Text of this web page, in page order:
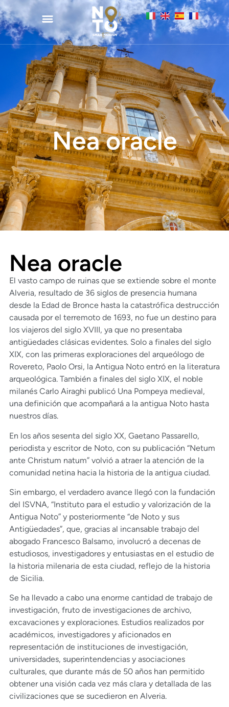
Nea oracle
Nea oracle
El vasto campo de ruinas que se extiende sobre el monte
Alveria, resultado de 36 siglos de presencia humana
desde la Edad de Bronce hasta la catastrófica destrucción
causada por el terremoto de 1693, no fue un destino para
los viajeros del siglo XVIII, ya que no presentaba
antigüedades clásicas evidentes. Solo a finales del siglo
XIX, con las primeras exploraciones del arqueólogo de
Rovereto, Paolo Orsi, la Antigua Noto entró en la literatura
arqueológica. También a finales del siglo XIX, el noble
milanés Carlo Airaghi publicó Una Pompeya medieval,
una definición que acompañará a la antigua Noto hasta
nuestros días.
En los años sesenta del siglo XX, Gaetano Passarello,
periodista y escritor de Noto, con su publicación “Netum
ante Christum natum” volvió a atraer la atención de la
comunidad netina hacia la historia de la antigua ciudad.
Sin embargo, el verdadero avance llegó con la fundación
del ISVNA, “Instituto para el estudio y valorización de la
Antigua Noto” y posteriormente “de Noto y sus
Antigüedades”, que, gracias al incansable trabajo del
abogado Francesco Balsamo, involucró a decenas de
estudiosos, investigadores y entusiastas en el estudio de
la historia milenaria de esta ciudad, reflejo de la historia
de Sicilia.
Se ha llevado a cabo una enorme cantidad de trabajo de
investigación, fruto de investigaciones de archivo,
excavaciones y exploraciones. Estudios realizados por
académicos, investigadores y aficionados en
representación de instituciones de investigación,
universidades, superintendencias y asociaciones
culturales, que durante más de 50 años han permitido
obtener una visión cada vez más clara y detallada de las
civilizaciones que se sucedieron en Alveria.